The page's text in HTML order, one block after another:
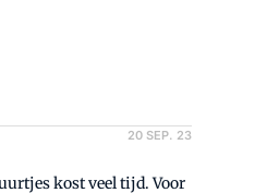
20 SEP. 23
kost veel tijd. Voor